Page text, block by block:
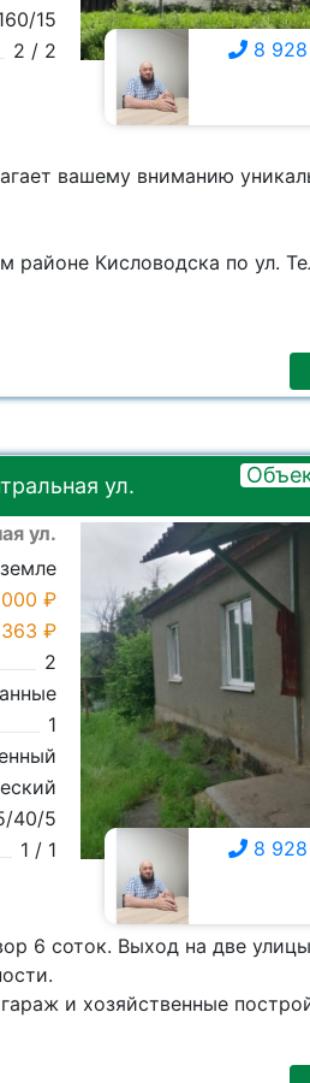
15
2 / 2 8 928
8 928 815-9111
вашему вниманию
Кисловодска по ул.
ул.
ул.
₽
₽
2
1
40/5
1 / 1 8 928
8 928 815-9111
6 соток. Выход на две улицы
и хозяйственные